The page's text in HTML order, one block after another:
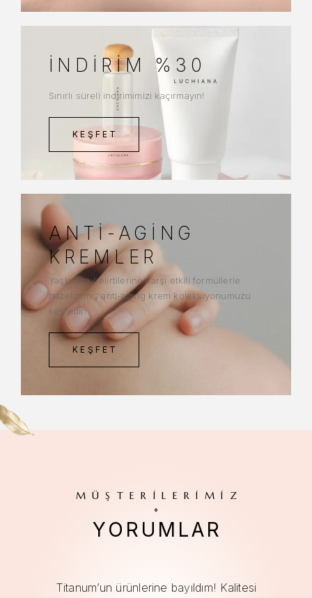
İNDIRIM %30
Sınırlı süreli indirimimizi kaçırmayın!
KEŞFET
ANTI-AGING
KREMLER
Yaşlanma belirtilerine karşı etkili formüllerle
hazırlanmış anti-aging krem koleksiyonumuzu
keşfedin.
KEŞFET
MÜŞTERILERIMIZ
YORUMLAR
Titanum’un ürünlerine bayıldım! Kalitesi